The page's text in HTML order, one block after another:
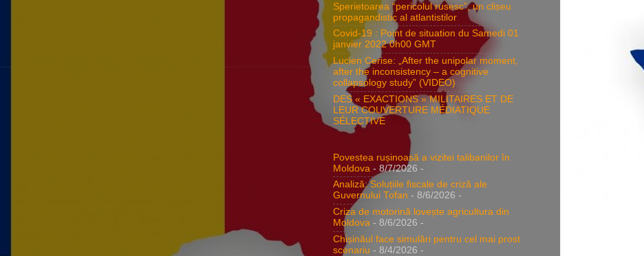
Sperietoarea “pericolul rusesc”, un clișeu
propagandistic al atlantistilor
Covid-19 : Point de situation du Samedi 01
janvier 2022 0h00 GMT
Lucien Cerise: „After the unipolar moment,
after the inconsistency – a cognitive
collapsology study” (VIDEO)
DES « EXACTIONS » MILITAIRES ET DE
LEUR COUVERTURE MÉDIATIQUE
SÉLECTIVE
Povestea rușinoasă a vizitei talibanilor în
Moldova - 8/7/2026 -
Analiză: Soluțiile fiscale de criză ale
Guvernului Tofan - 8/6/2026 -
Criza de motorină lovește agricultura din
Moldova - 8/6/2026 -
Chișinăul face simulări pentru cel mai prost
scenariu - 8/4/2026 -